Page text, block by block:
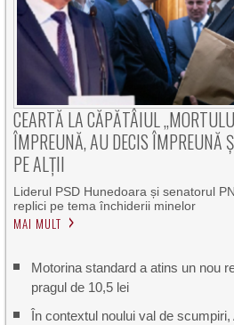
CEARTĂ LA CĂPĂTÂIUL
ÎMPREUNĂ, AU DECIS ÎMPREUNĂ
PE ALȚII
Liderul PSD Hunedoara și senatorul
replici pe tema închiderii minelor
MAI MULT
Motorina standard a atins un nou
pragul de 10,5 lei
În contextul noului val de